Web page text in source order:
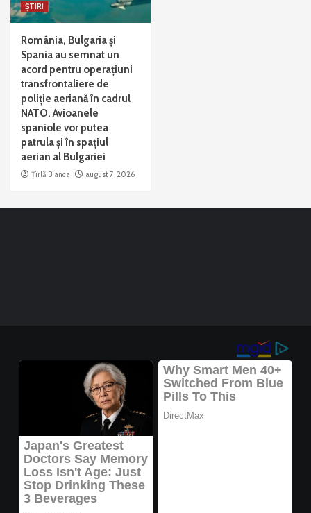
ȘTIRI
România, Bulgaria și
Spania au semnat un
acord pentru operațiuni
transfrontaliere de
poliție aeriană în cadrul
NATO. Avioanele
spaniole vor putea
patrula și în spațiul
aerian al Bulgariei
Țîrlă Bianca august 7, 2026